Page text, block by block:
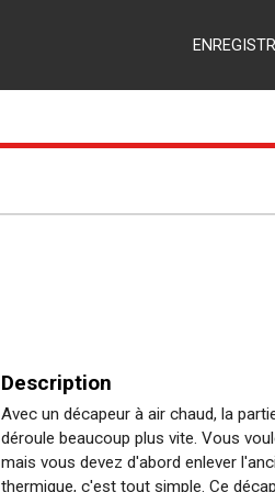
Description
Avec un décapeur à air chaud, la
déroule beaucoup plus vite. Vous
mais vous devez d'abord enlever
thermique, c'est tout simple. Ce